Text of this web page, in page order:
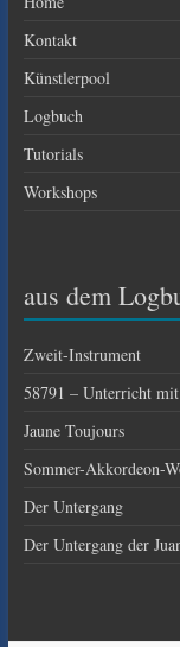
Kontakt
Künstlerpool
Logbuch
Tutorials
Workshops
aus dem
Zweit-Instrument
58791 – Unterricht
Jaune Toujours
Sommer-Akkordeon-
Der Untergang
Der Untergang der